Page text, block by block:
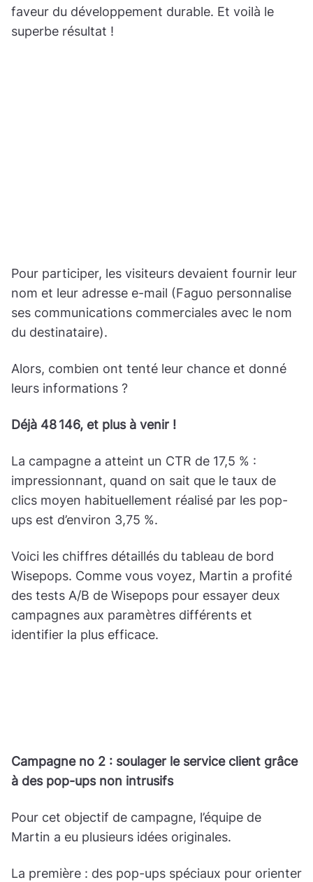
faveur du développement durable. Et voilà le
superbe résultat !
Pour participer, les visiteurs devaient fournir leur
nom et leur adresse e-mail (Faguo personnalise
ses communications commerciales avec le nom
du destinataire).
Alors, combien ont tenté leur chance et donné
leurs informations ?
Déjà 48 146, et plus à venir !
La campagne a atteint un CTR de 17,5 % :
impressionnant, quand on sait que le taux de
clics moyen habituellement réalisé par les pop-
ups est d’environ 3,75 %.
Voici les chiffres détaillés du tableau de bord
Wisepops. Comme vous voyez, Martin a profité
des tests A/B de Wisepops pour essayer deux
campagnes aux paramètres différents et
identifier la plus efficace.
Campagne no 2 : soulager le service client grâce
à des pop-ups non intrusifs
Pour cet objectif de campagne, l’équipe de
Martin a eu plusieurs idées originales.
La première : des pop-ups spéciaux pour orienter